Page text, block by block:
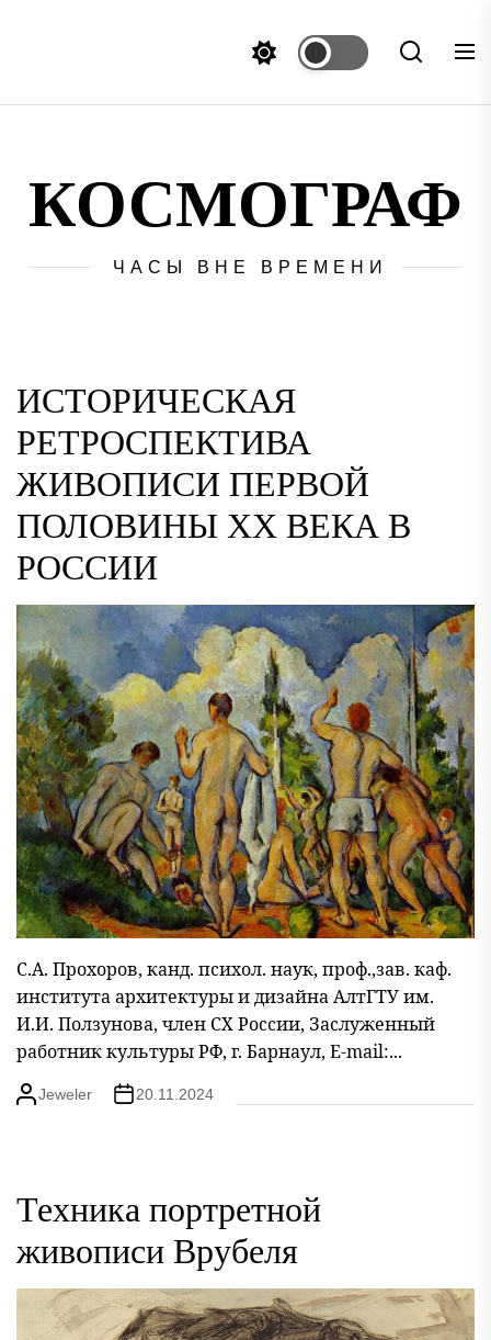
КОСМОГРАФ
ЧАСЫ ВНЕ ВРЕМЕНИ
ИСТОРИЧЕСКАЯ
РЕТРОСПЕКТИВА
ЖИВОПИСИ ПЕРВОЙ
ПОЛОВИНЫ ХХ ВЕКА В
РОССИИ
С.А. Прохоров, канд. психол. наук, проф.,зав. каф.
института архитектуры и дизайна АлтГТУ им.
И.И. Ползунова, член СХ России, Заслуженный
работник культуры РФ, г. Барнаул, E-mail:...
Jeweler 20.11.2024
Техника портретной
живописи Врубеля